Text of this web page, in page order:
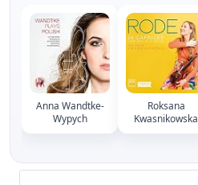
Anna Wandtke-
Wypych
Roksana
Kwasnikowska